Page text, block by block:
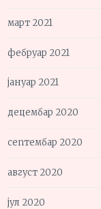
март 2021
фебруар 2021
јануар 2021
децембар 2020
септембар 2020
август 2020
јул 2020